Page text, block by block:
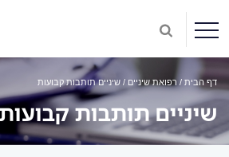
דף הבית רפואת שיניים שיניים תותבות קבועות
שיניים תותבות